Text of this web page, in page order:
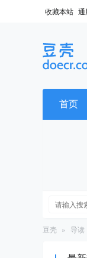
收藏本站 通
首页
豆壳 » 导读